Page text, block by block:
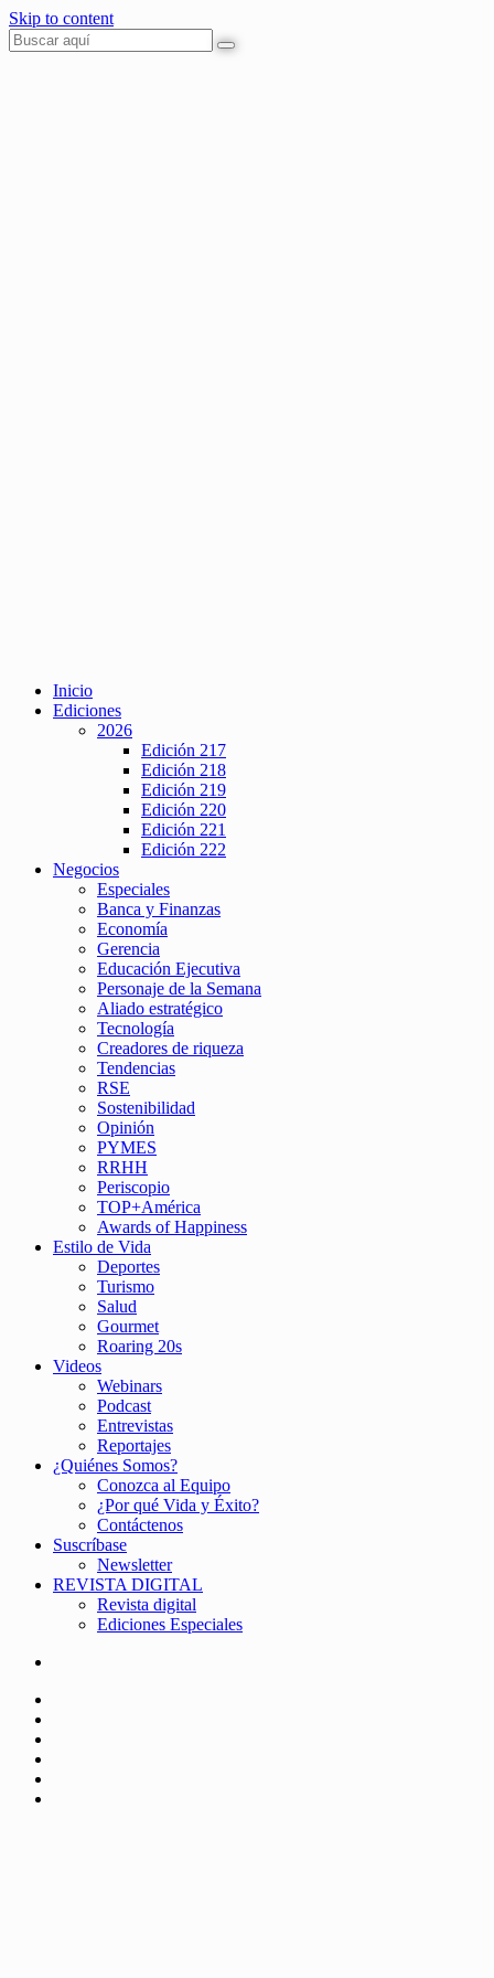
Skip to content
Inicio
Ediciones
2026
Edición 217
Edición 218
Edición 219
Edición 220
Edición 221
Edición 222
Negocios
Especiales
Banca y Finanzas
Economía
Gerencia
Educación Ejecutiva
Personaje de la Semana
Aliado estratégico
Tecnología
Creadores de riqueza
Tendencias
RSE
Sostenibilidad
Opinión
PYMES
RRHH
Periscopio
TOP+América
Awards of Happiness
Estilo de Vida
Deportes
Turismo
Salud
Gourmet
Roaring 20s
Videos
Webinars
Podcast
Entrevistas
Reportajes
¿Quiénes Somos?
Conozca al Equipo
¿Por qué Vida y Éxito?
Contáctenos
Suscríbase
Newsletter
REVISTA DIGITAL
Revista digital
Ediciones Especiales